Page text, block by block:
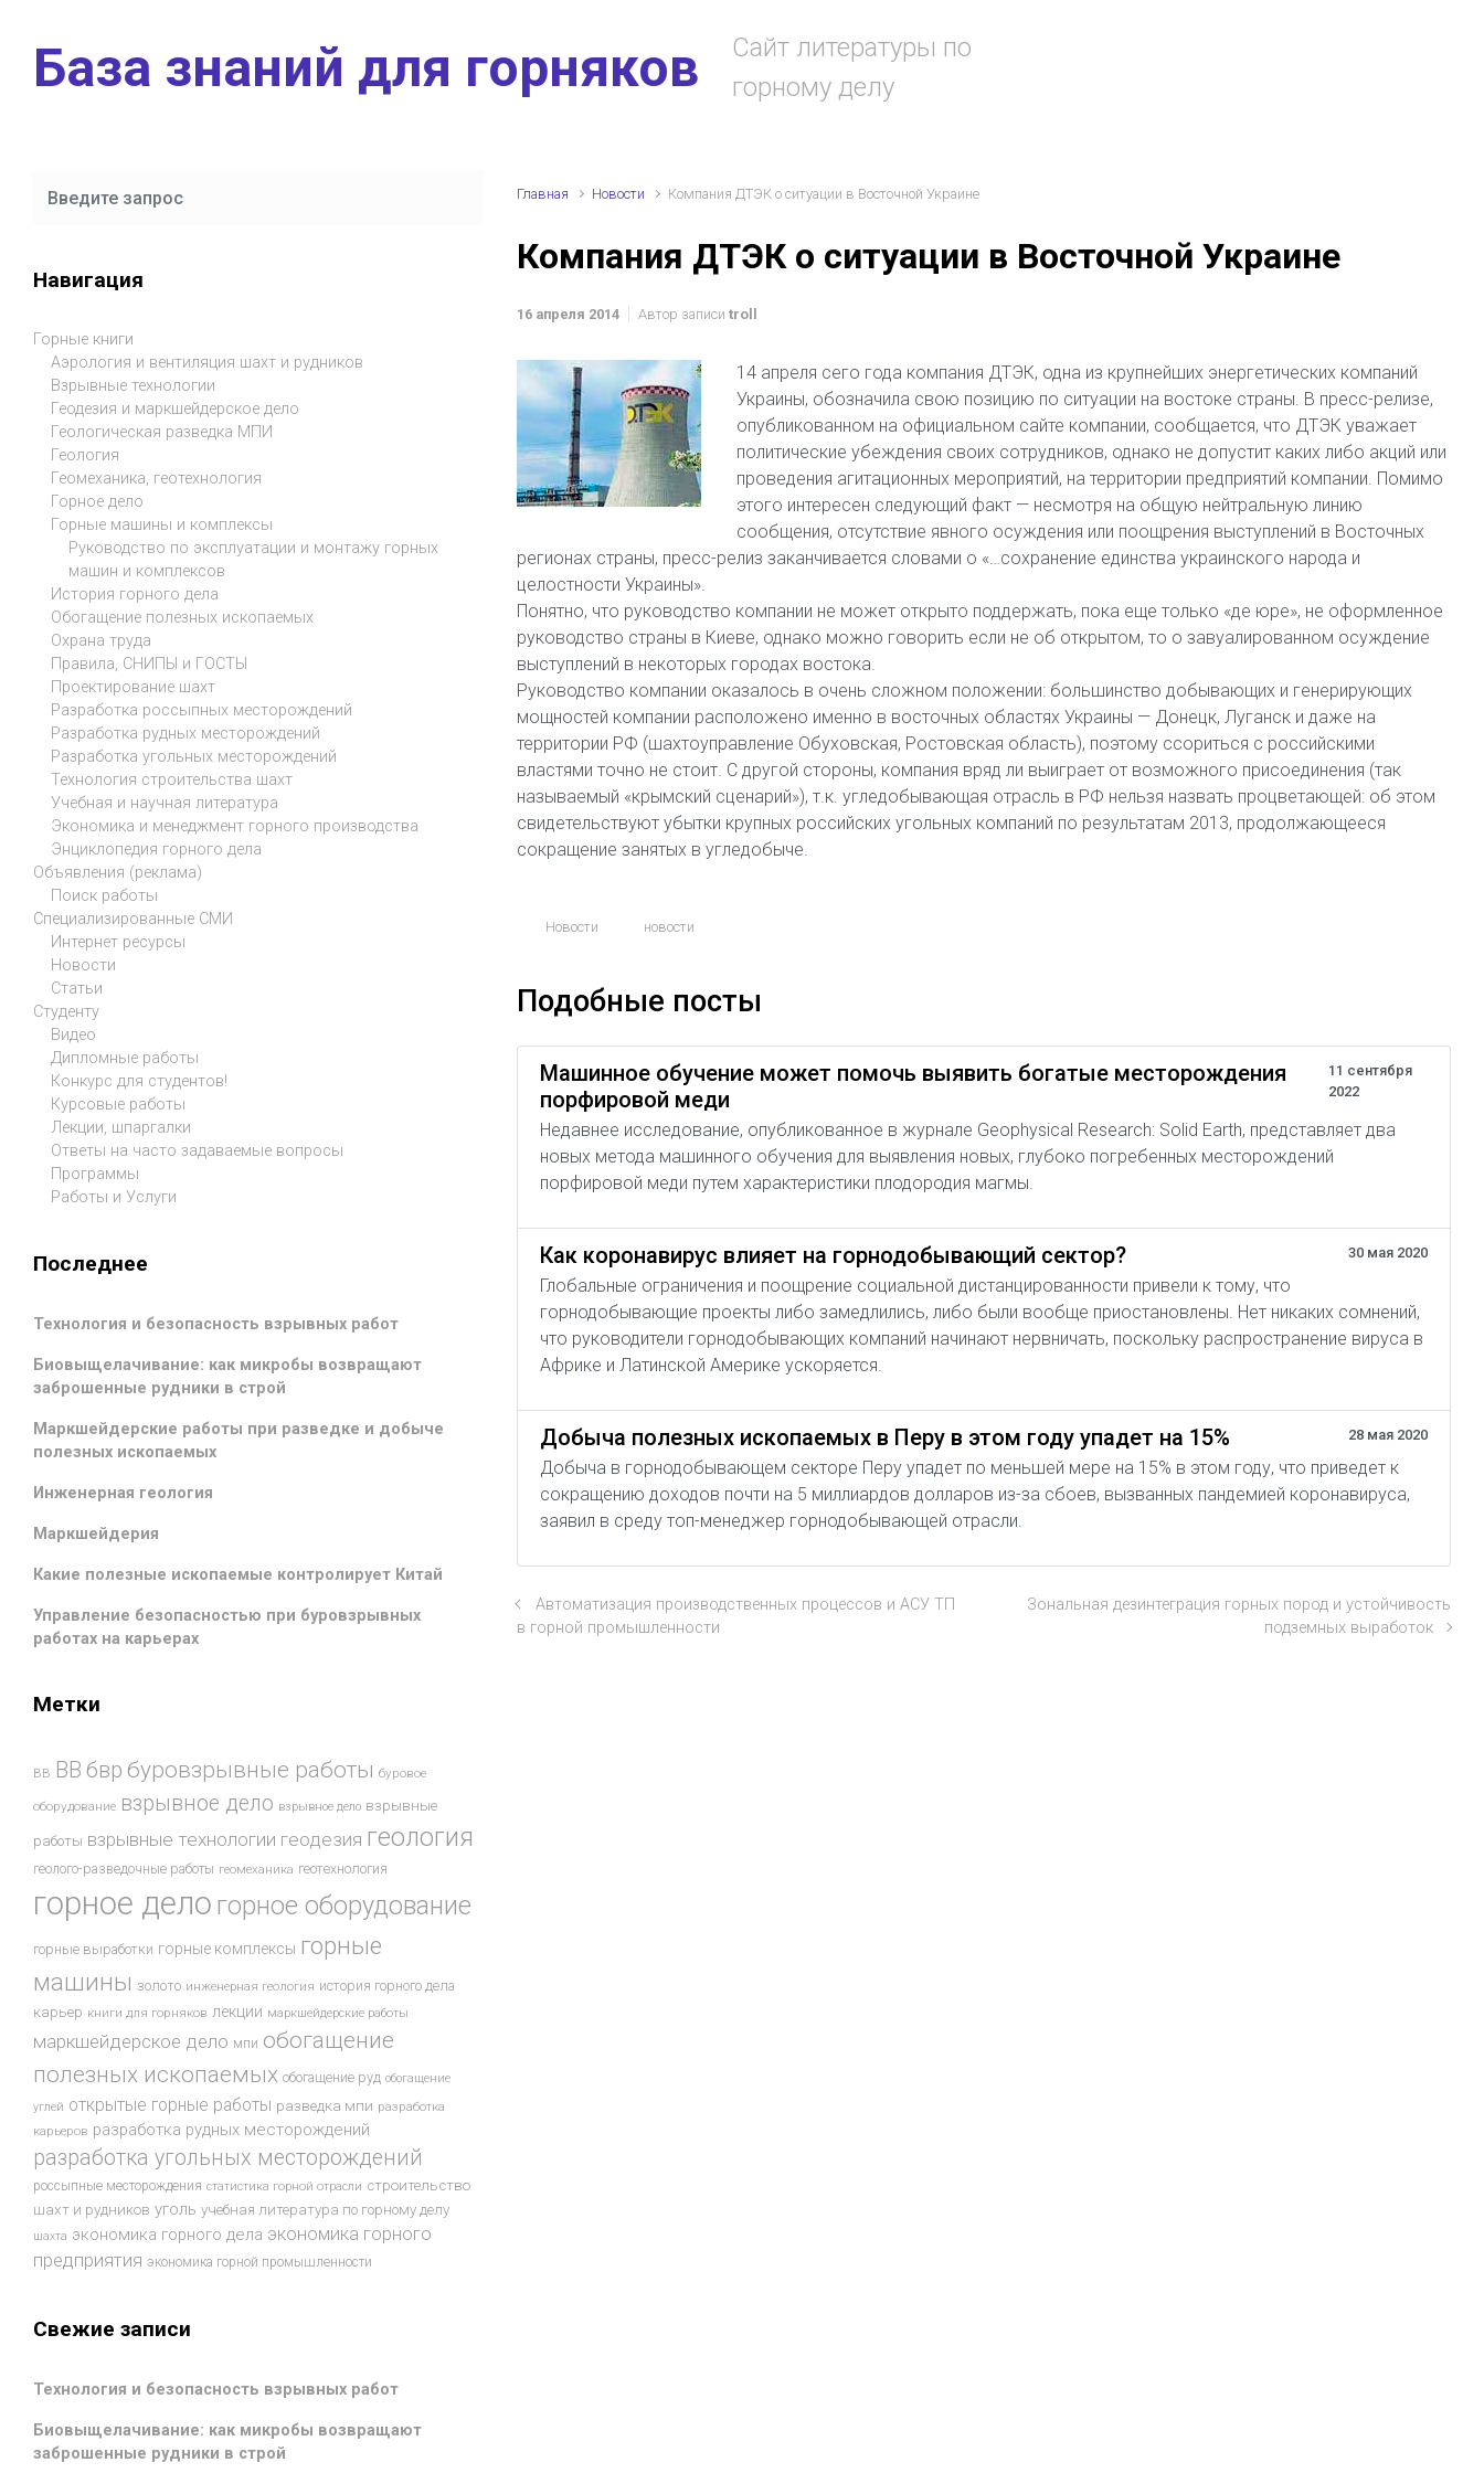
База знаний для горняков
Сайт литературы по
горному делу
Главная Новости Компания ДТЭК о ситуации в Восточной Украине
Компания ДТЭК о ситуации в Восточной Украине
16 апреля 2014 Автор записи troll
14 апреля сего года компания ДТЭК, одна из крупнейших энергетических компаний
Украины, обозначила свою позицию по ситуации на востоке страны. В пресс-релизе,
опубликованном на официальном сайте компании, сообщается, что ДТЭК уважает
политические убеждения своих сотрудников, однако не допустит каких либо акций или
проведения агитационных мероприятий, на территории предприятий компании. Помимо
этого интересен следующий факт — несмотря на общую нейтральную линию
сообщения, отсутствие явного осуждения или поощрения выступлений в Восточных
регионах страны, пресс-релиз заканчивается словами о «…сохранение единства украинского народа и
целостности Украины».
Понятно, что руководство компании не может открыто поддержать, пока еще только «де юре», не оформленное
руководство страны в Киеве, однако можно говорить если не об открытом, то о завуалированном осуждение
выступлений в некоторых городах востока.
Руководство компании оказалось в очень сложном положении: большинство добывающих и генерирующих
мощностей компании расположено именно в восточных областях Украины — Донецк, Луганск и даже на
территории РФ (шахтоуправление Обуховская, Ростовская область), поэтому ссориться с российскими
властями точно не стоит. С другой стороны, компания вряд ли выиграет от возможного присоединения (так
называемый «крымский сценарий»), т.к. угледобывающая отрасль в РФ нельзя назвать процветающей: об этом
свидетельствуют убытки крупных российских угольных компаний по результатам 2013, продолжающееся
сокращение занятых в угледобыче.
Новости новости
Подобные посты
Машинное обучение может помочь выявить богатые месторождения
порфировой меди
11 сентября
2022
Недавнее исследование, опубликованное в журнале Geophysical Research: Solid Earth, представляет два
новых метода машинного обучения для выявления новых, глубоко погребенных месторождений
порфировой меди путем характеристики плодородия магмы.
Как коронавирус влияет на горнодобывающий сектор? 30 мая 2020
Глобальные ограничения и поощрение социальной дистанцированности привели к тому, что
горнодобывающие проекты либо замедлились, либо были вообще приостановлены. Нет никаких сомнений,
что руководители горнодобывающих компаний начинают нервничать, поскольку распространение вируса в
Африке и Латинской Америке ускоряется.
Добыча полезных ископаемых в Перу в этом году упадет на 15% 28 мая 2020
Добыча в горнодобывающем секторе Перу упадет по меньшей мере на 15% в этом году, что приведет к
сокращению доходов почти на 5 миллиардов долларов из-за сбоев, вызванных пандемией коронавируса,
заявил в среду топ-менеджер горнодобывающей отрасли.
Автоматизация производственных процессов и АСУ ТП
в горной промышленности
Зональная дезинтеграция горных пород и устойчивость
подземных выработок
Навигация
Горные книги
Аэрология и вентиляция шахт и рудников
Взрывные технологии
Геодезия и маркшейдерское дело
Геологическая разведка МПИ
Геология
Геомеханика, геотехнология
Горное дело
Горные машины и комплексы
Руководство по эксплуатации и монтажу горных
машин и комплексов
История горного дела
Обогащение полезных ископаемых
Охрана труда
Правила, СНИПЫ и ГОСТЫ
Проектирование шахт
Разработка россыпных месторождений
Разработка рудных месторождений
Разработка угольных месторождений
Технология строительства шахт
Учебная и научная литература
Экономика и менеджмент горного производства
Энциклопедия горного дела
Объявления (реклама)
Поиск работы
Специализированные СМИ
Интернет ресурсы
Новости
Статьи
Студенту
Видео
Дипломные работы
Конкурс для студентов!
Курсовые работы
Лекции, шпаргалки
Ответы на часто задаваемые вопросы
Программы
Работы и Услуги
Последнее
Технология и безопасность взрывных работ
Биовыщелачивание: как микробы возвращают
заброшенные рудники в строй
Маркшейдерские работы при разведке и добыче
полезных ископаемых
Инженерная геология
Маркшейдерия
Какие полезные ископаемые контролирует Китай
Управление безопасностью при буровзрывных
работах на карьерах
Метки
ВВ ВВ бвр буровзрывные работы буровое
оборудование взрывное дело взрывное дело взрывные
работы взрывные технологии геодезия геология
геолого-разведочные работы геомеханика геотехнология
горное дело горное оборудование
горные выработки горные комплексы горные
машины золото инженерная геология история горного дела
карьер книги для горняков лекции маркшейдерские работы
маркшейдерское дело мпи обогащение
полезных ископаемых обогащение руд обогащение
углей открытые горные работы разведка мпи разработка
карьеров разработка рудных месторождений
разработка угольных месторождений
россыпные месторождения статистика горной отрасли строительство
шахт и рудников уголь учебная литература по горному делу
шахта экономика горного дела экономика горного
предприятия экономика горной промышленности
Свежие записи
Технология и безопасность взрывных работ
Биовыщелачивание: как микробы возвращают
заброшенные рудники в строй